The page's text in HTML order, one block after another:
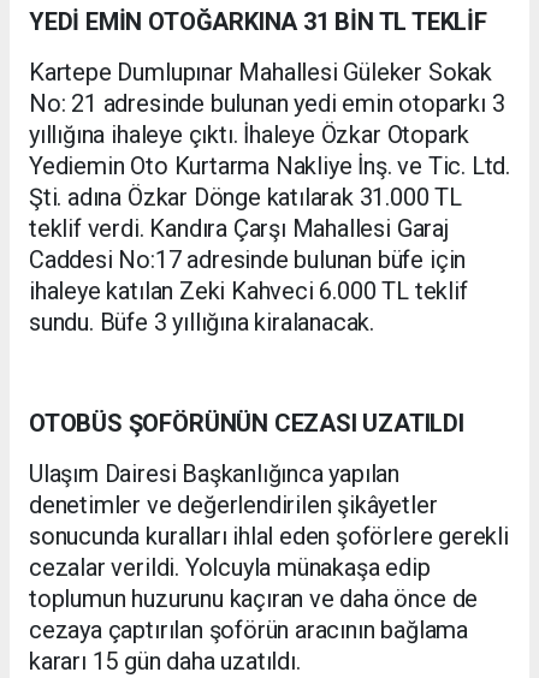
YEDİ EMİN OTOĞARKINA 31 BİN TL TEKLİF
Kartepe Dumlupınar Mahallesi Güleker Sokak
No: 21 adresinde bulunan yedi emin otoparkı 3
yıllığına ihaleye çıktı. İhaleye Özkar Otopark
Yediemin Oto Kurtarma Nakliye İnş. ve Tic. Ltd.
Şti. adına Özkar Dönge katılarak 31.000 TL
teklif verdi. Kandıra Çarşı Mahallesi Garaj
Caddesi No:17 adresinde bulunan büfe için
ihaleye katılan Zeki Kahveci 6.000 TL teklif
sundu. Büfe 3 yıllığına kiralanacak.
OTOBÜS ŞOFÖRÜNÜN CEZASI UZATILDI
Ulaşım Dairesi Başkanlığınca yapılan
denetimler ve değerlendirilen şikâyetler
sonucunda kuralları ihlal eden şoförlere gerekli
cezalar verildi. Yolcuyla münakaşa edip
toplumun huzurunu kaçıran ve daha önce de
cezaya çaptırılan şoförün aracının bağlama
kararı 15 gün daha uzatıldı.